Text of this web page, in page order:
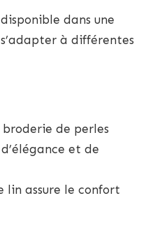
dans une
à différentes
broderie de perles
et de
lin assure le confort